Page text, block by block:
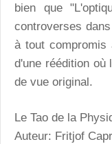
bien que
controverses
à tout
d'une réédition où
de vue original.
Le Tao de la
Auteur: Fritjof